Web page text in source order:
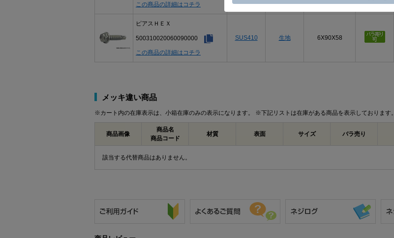
この商品の詳細はコチラ
ピアスＨＥＸ
500310020060090000
この商品の詳細はコチラ
SUS410 生地 6X90X58
メッキ違い商品
※カート内の在庫表示は、小箱在庫のみの表示になります。 ※下記リストは在庫がある商品を表示しております。
商品画像
商品名
商品コード
材質 表面 サイズ バラ売り
該当する代替商品はありません。